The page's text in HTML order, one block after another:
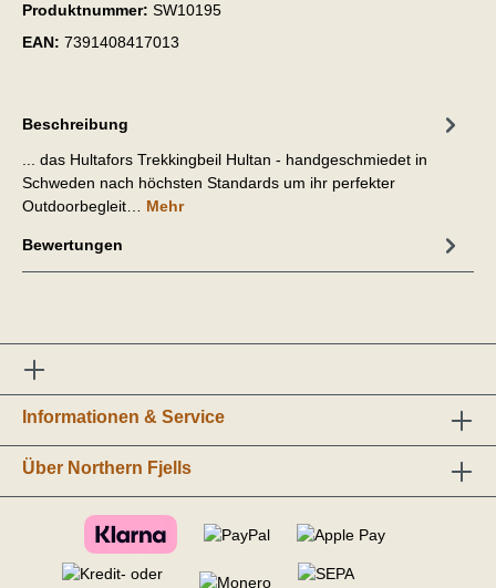
Produktnummer: SW10195
EAN: 7391408417013
Beschreibung
... das Hultafors Trekkingbeil Hultan - handgeschmiedet in
Schweden nach höchsten Standards um ihr perfekter
Outdoorbegleit… Mehr
Bewertungen
Informationen & Service
Über Northern Fjells